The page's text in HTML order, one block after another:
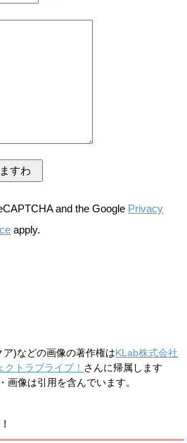
and the Google Privacy
apply.
)などの画像の著作権はKLab株式会社
クトラブライブ！ さんに帰属します
画像は引用を含んでいます。